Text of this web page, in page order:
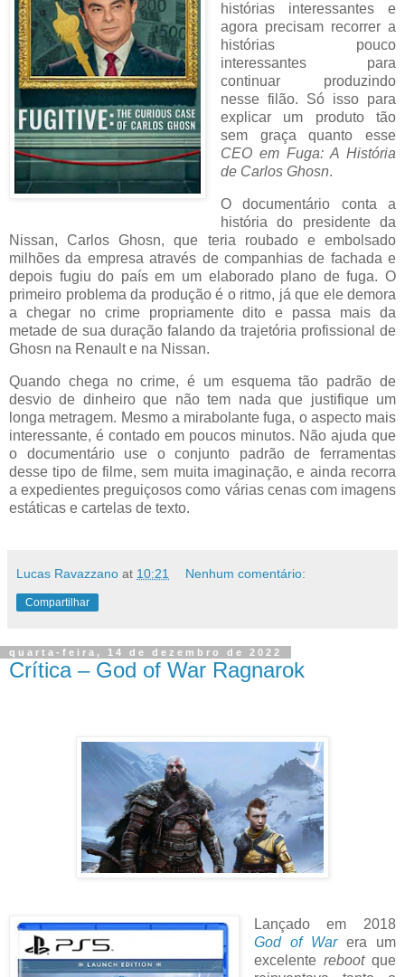
histórias interessantes e
agora precisam recorrer a
histórias pouco
interessantes para
continuar produzindo
nesse filão. Só isso para
explicar um produto tão
sem graça quanto esse
CEO em Fuga: A História
de Carlos Ghosn.
O documentário conta a
história do presidente da
Nissan, Carlos Ghosn, que teria roubado e embolsado
milhões da empresa através de companhias de fachada e
depois fugiu do país em um elaborado plano de fuga. O
primeiro problema da produção é o ritmo, já que ele demora
a chegar no crime propriamente dito e passa mais da
metade de sua duração falando da trajetória profissional de
Ghosn na Renault e na Nissan.
Quando chega no crime, é um esquema tão padrão de
desvio de dinheiro que não tem nada que justifique um
longa metragem. Mesmo a mirabolante fuga, o aspecto mais
interessante, é contado em poucos minutos. Não ajuda que
o documentário use o conjunto padrão de ferramentas
desse tipo de filme, sem muita imaginação, e ainda recorra
a expedientes preguiçosos como várias cenas com imagens
estáticas e cartelas de texto.
Lucas Ravazzano at 10:21 Nenhum comentário:
Compartilhar
quarta-feira, 14 de dezembro de 2022
Crítica – God of War Ragnarok
Lançado em 2018
God of War era um
excelente rebootque